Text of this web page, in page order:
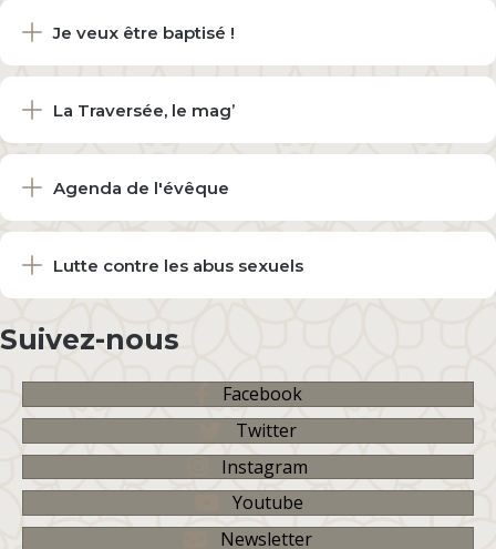
Je veux être baptisé !
La Traversée, le mag’
Agenda de l'évêque
Lutte contre les abus sexuels
Suivez-nous
Facebook
Twitter
Instagram
Youtube
Newsletter